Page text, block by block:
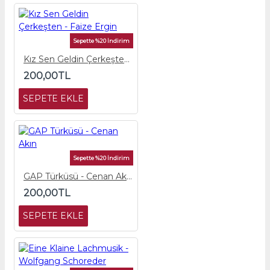
Sepette %20 İndirim
Kız Sen Geldin Çerkeşten - Faize Ergin
200,00TL
SEPETE EKLE
Sepette %20 İndirim
GAP Türküsü - Cenan Akın
200,00TL
SEPETE EKLE